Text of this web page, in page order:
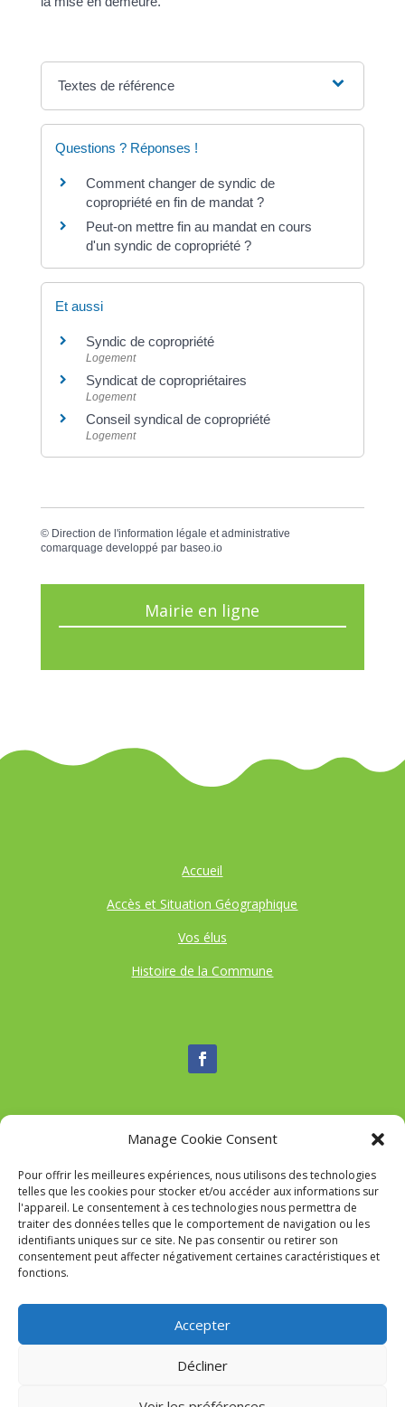
Manage Cookie Consent
Pour offrir les meilleures expériences, nous utilisons des technologies
telles que les cookies pour stocker et/ou accéder aux informations sur
l'appareil. Le consentement à ces technologies nous permettra de
traiter des données telles que le comportement de navigation ou les
identifiants uniques sur ce site. Ne pas consentir ou retirer son
consentement peut affecter négativement certaines caractéristiques et
fonctions.
Accepter
Décliner
Textes de référence
Questions ? Réponses !
Comment changer de syndic de
copropriété en fin de mandat ?
Peut-on mettre fin au mandat en cours
d'un syndic de copropriété ?
Et aussi
Syndic de copropriété
Logement
Syndicat de copropriétaires
Logement
Conseil syndical de copropriété
Logement
© Direction de l'information légale et administrative
comarquage developpé par baseo.io
Mairie en ligne
Accueil
Accès et Situation Géographique
Vos élus
Histoire de la Commune
Nous contacter
Tél :04 95 52 84 88
Mail:commune-de-tavaco@orange.fr
Adresse :Figarella 20167 TAVACO